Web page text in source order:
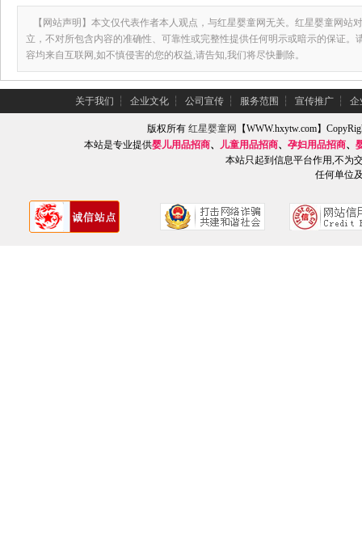
【网站声明】本文仅代表作者本人观点，与红星婴童网无关。红星婴童网站
立，不对所包含内容的准确性、可靠性或完整性提供任何明示或暗示的保证。
容均来自互联网,如不慎侵害的您的权益,请告知,我们将尽快删除。
关于我们 ┆ 企业文化 ┆ 公司宣传 ┆ 服务范围 ┆ 宣传推广 ┆ 企
版权所有红星婴童网
【WWW.hxytw.com】
本站是专业提供婴儿用品招商、 儿童用品招商、 孕妇用品招商、
本站只起到信息平台作用,不为
任何单位